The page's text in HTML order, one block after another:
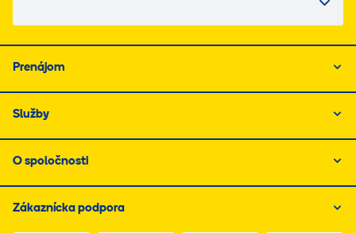
Prenájom
Služby
O spoločnosti
Zákaznícka podpora